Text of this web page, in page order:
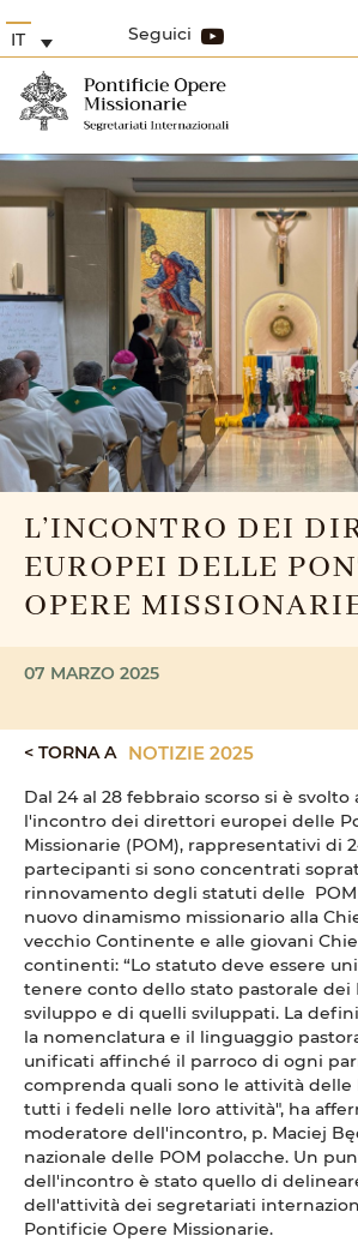
Seguici
IT
L’INCONTRO DEI
EUROPEI DELLE
OPERE
07 MARZO 2025
< TORNA A NOTIZIE 2025
Dal 24 al 28 febbraio scorso si è svolto
l'incontro dei direttori europei delle
Missionarie (POM), rappresentativi di
partecipanti si sono concentrati
rinnovamento degli statuti delle
nuovo dinamismo missionario alla
vecchio Continente e alle giovani
continenti: “Lo statuto deve essere
tenere conto dello stato pastorale dei
sviluppo e di quelli sviluppati. La
la nomenclatura e il linguaggio
unificati affinché il parroco di ogni
comprenda quali sono le attività delle
tutti i fedeli nelle loro attività", ha
moderatore dell'incontro, p. Maciej
nazionale delle POM polacche. Un
dell'incontro è stato quello di
dell'attività dei segretariati
Pontificie Opere Missionarie.